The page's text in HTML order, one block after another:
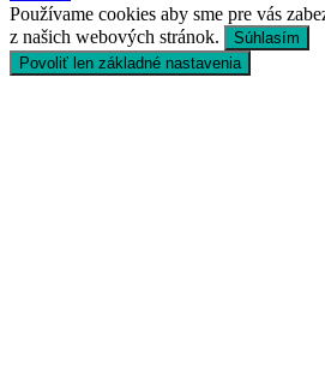
Používame cookies aby sme pre vás
z našich webových stránok.
Súhlasím
Povoliť len základné nastavenia